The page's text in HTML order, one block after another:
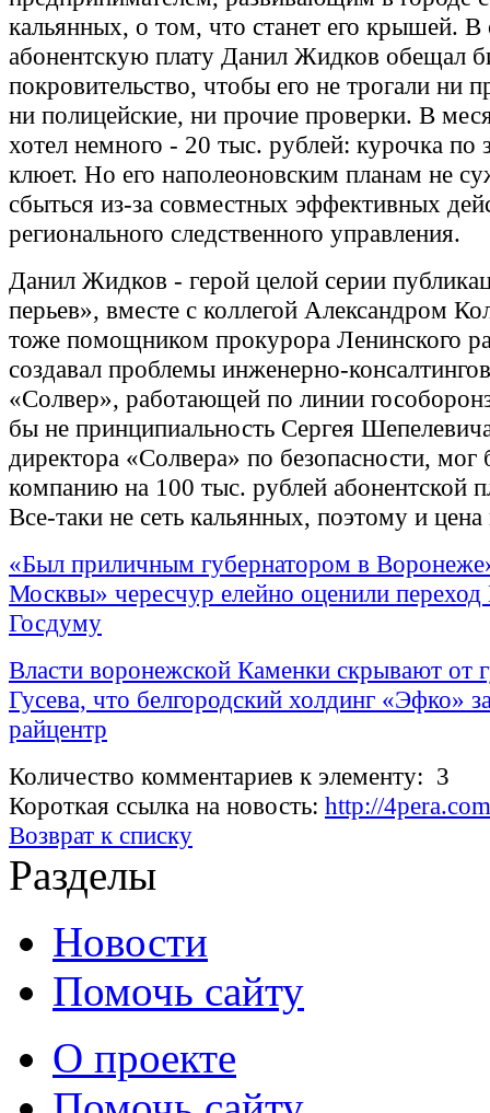
кальянных, о том, что станет его крышей. В
абонентскую плату Данил Жидков обещал
покровительство, чтобы его не трогали ни
ни полицейские, ни прочие проверки. В
хотел немного - 20 тыс. рублей: курочка по
клюет. Но его наполеоновским планам не
сбыться из-за совместных эффективных
регионального следственного управления.
Данил Жидков - герой целой серии
перьев», вместе с коллегой Александром
тоже помощником прокурора Ленинского
создавал проблемы инженерно-
«Солвер», работающей по линии
бы не принципиальность Сергея
директора «Солвера» по безопасности, мог
компанию на 100 тыс. рублей абонентской
Все-таки не сеть кальянных, поэтому и
«Был приличным губернатором в
Москвы» чересчур елейно оценили переход
Госдуму
Власти воронежской Каменки скрывают от
Гусева, что белгородский холдинг «Эфко»
райцентр
Количество комментариев к элементу: 3
Короткая ссылка на новость: http://
Возврат к списку
Разделы
Новости
Помочь сайту
О проекте